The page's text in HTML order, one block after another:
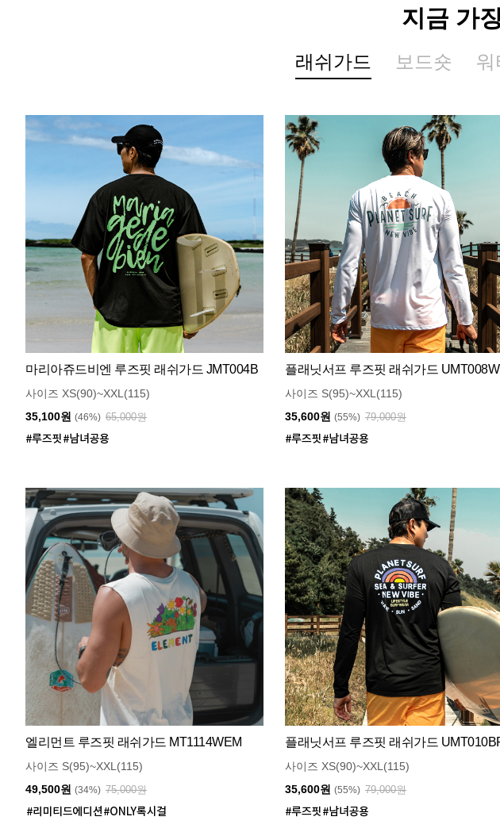
지금 가
래쉬가드 보드숏 워
마리아쥬드비엔 루즈핏 래쉬가드 JMT004B
사이즈 XS(90)~XXL(115)
35,100원 (46%) 65,000원
플래닛서프 루즈핏 래쉬가드
사이즈 S(95)~XXL(115)
35,600원 (55%) 79,000원
엘리먼트 루즈핏 래쉬가드 MT1114WEM
사이즈 S(95)~XXL(115)
49,500원 (34%) 75,000원
플래닛서프 루즈핏 래쉬가드
사이즈 XS(90)~XXL(115)
35,600원 (55%) 79,000원